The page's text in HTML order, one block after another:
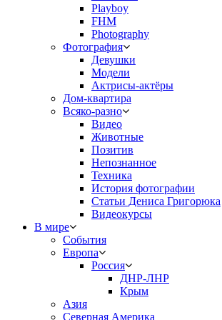
Playboy
FHM
Photography
Фотография
Девушки
Модели
Актрисы-актёры
Дом-квартира
Всяко-разно
Видео
Животные
Позитив
Непознанное
Техника
История фотографии
Статьи Дениса Григорюка
Видеокурсы
В мире
События
Европа
Россия
ДНР-ЛНР
Крым
Азия
Северная Америка